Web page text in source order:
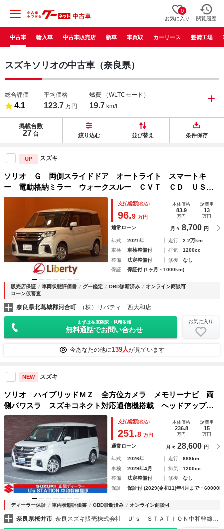
0
お気に入り 閲覧履歴
中古車 輸入車 中古車販売店 新車 車買取 カーリース 整備工場
スズキソリオの中古車（奈良県）
総合評価
4.1
平均価格
123.7 万円
燃費 （WLTCモード）
19.7 km/l
掲載台数
27 台 絞り込む 並び替え 条件保存
UP スズキ
ソリオ Ｇ 両側スライドドア オートライト スマートキ
ー 電動格納ミラー ウォークスルー ＣＶＴ ＣＤ ＵＳ
Ｂ 盗難防止システム 衝突安全ボディ ＡＢＳ ＥＳＣ エ
アコン パワーステアリング パワーウィンドウ
支払総額(税込)
96.9 万円
本体価格
83.9
万円
諸費用
13
万円
通常ローン 月々 8,700 円
年式 2021年 走行
2.2万km
車検
車検整備付 排気
1200cc
整備
法定整備付 修復
なし
保証
保証付 (1ヶ月・1000km)
販売店保証 車両状態評価書 グー鑑定 OBD診断済み
オンライン商談可
ローン仮審査
奈良県北葛城郡河合町 （株）リバティ 西大和店
まずは在庫確認・見積依頼
無料通話でお問い合わせ
お気に入り
今あなたの他に139人が見ています
NEW スズキ
ソリオ ハイブリッドＭＺ 全方位カメラ メモリーナビ 両
側パワスラ スズキコネクト対応通信機搭載 ヘッドアップデ
ィスプレイ 電動パーキング ＡＣＣ ＥＴＣ Ｂｌｕｅｔｏ
ｏｔｈ ドラレコ ＢＳＭ アルパインフリップダウンモニタ
ー スリムサーキュレーター
支払総額(税込)
251.8 万円
本体価格
236.8
万円
諸費用
15
万円
通常ローン 月々 28,600 円
年式 2026年 走行
688km
車検
2029年4月 排気
1200cc
整備
法定整備付 修復
なし
保証
保証付 (2029(令和11)年4月まで・
ディーラー保証 車両状態評価書 OBD診断済み オンライン商談可
奈良県桜井市